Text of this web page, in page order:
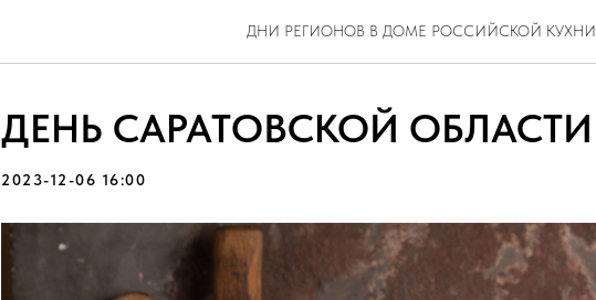
ДНИ РЕГИОНОВ В ДОМЕ РОССИЙСКОЙ КУХНИ
ДЕНЬ САРАТОВСКОЙ ОБЛАСТИ
2023-12-06 16:00